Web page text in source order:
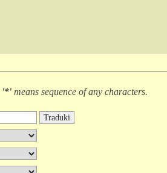
'*' means sequence of any characters.